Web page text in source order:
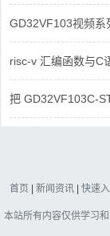
GD32VF103视频系
risc-v 汇编函数与C
把 GD32VF103C-
首页 | 新闻资讯 | 快速入
本站所有内容仅供学习